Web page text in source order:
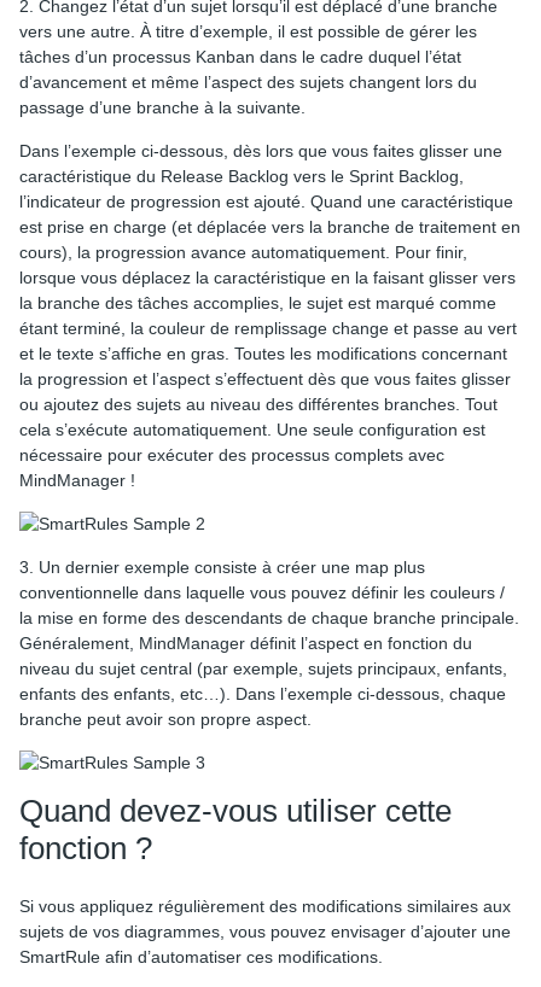
2. Changez l’état d’un sujet lorsqu’il est déplacé d’une branche
vers une autre. À titre d’exemple, il est possible de gérer les
tâches d’un processus Kanban dans le cadre duquel l’état
d’avancement et même l’aspect des sujets changent lors du
passage d’une branche à la suivante.
Dans l’exemple ci-dessous, dès lors que vous faites glisser une
caractéristique du Release Backlog vers le Sprint Backlog,
l’indicateur de progression est ajouté. Quand une caractéristique
est prise en charge (et déplacée vers la branche de traitement en
cours), la progression avance automatiquement. Pour finir,
lorsque vous déplacez la caractéristique en la faisant glisser vers
la branche des tâches accomplies, le sujet est marqué comme
étant terminé, la couleur de remplissage change et passe au vert
et le texte s’affiche en gras. Toutes les modifications concernant
la progression et l’aspect s’effectuent dès que vous faites glisser
ou ajoutez des sujets au niveau des différentes branches. Tout
cela s’exécute automatiquement. Une seule configuration est
nécessaire pour exécuter des processus complets avec
MindManager !
3. Un dernier exemple consiste à créer une map plus
conventionnelle dans laquelle vous pouvez définir les couleurs /
la mise en forme des descendants de chaque branche principale.
Généralement, MindManager définit l’aspect en fonction du
niveau du sujet central (par exemple, sujets principaux, enfants,
enfants des enfants, etc…). Dans l’exemple ci-dessous, chaque
branche peut avoir son propre aspect.
Quand devez-vous utiliser cette
fonction ?
Si vous appliquez régulièrement des modifications similaires aux
sujets de vos diagrammes, vous pouvez envisager d’ajouter une
SmartRule afin d’automatiser ces modifications.